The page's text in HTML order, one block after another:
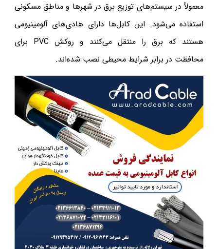
معمولاً در سیستم‌های توزیع برق در شهرها و مناطق مسکونی
استفاده می‌شود. این کابل‌ها دارای هادی‌های آلومینیومی
هستند که برق را منتقل می‌کنند و روکش PVC برای
محافظت در برابر شرایط محیطی نصب شده‌اند.